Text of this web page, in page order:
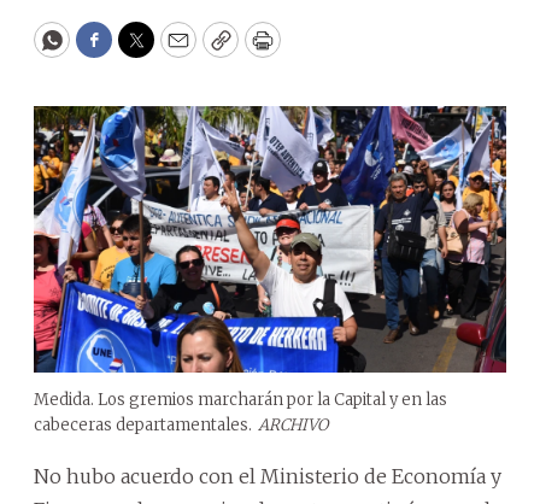
WhatsApp
Facebook
Twitter
EmailCopyPrint
Medida. Los gremios marcharán por la Capital y en las
cabeceras departamentales. ARCHIVO
No hubo acuerdo con el Ministerio de Economía y